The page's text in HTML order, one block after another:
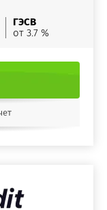
ГЭСВ
от 3.7 %